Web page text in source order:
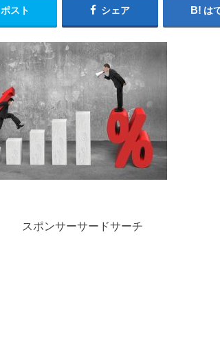
ポスト シェア は
スポンサーサードサーチ